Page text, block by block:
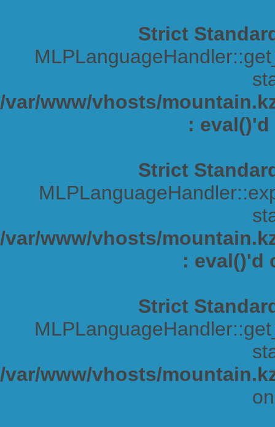
Strict
/var/www/vhosts/
:
Strict
/var/www/vhosts/
: eval()'d
Strict
/var/www/vhosts/